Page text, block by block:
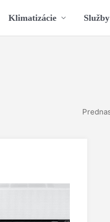
Klimatizácie Služby